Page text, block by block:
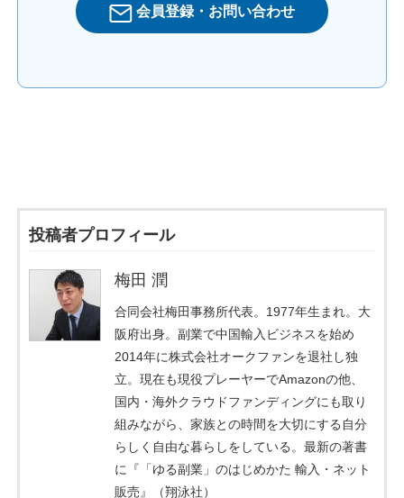
会員登録・お問い合わせ
投稿者プロフィール
梅田 潤
合同会社梅田事務所代表。1977年生まれ。大
阪府出身。副業で中国輸入ビジネスを始め
2014年に株式会社オークファンを退社し独
立。現在も現役プレーヤーでAmazonの他、
国内・海外クラウドファンディングにも取り
組みながら、家族との時間を大切にする自分
らしく自由な暮らしをしている。最新の著書
に『「ゆる副業」のはじめかた 輸入・ネット
販売』（翔泳社）